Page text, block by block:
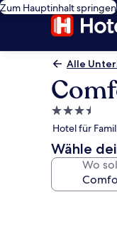
Zum Hauptinhalt springen
Alle
3.5-
Sterne-
Unterkunft
Hotel für
Wähle
Wo